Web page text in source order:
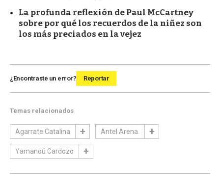
La profunda reflexión de Paul McCartney
sobre por qué los recuerdos de la niñez son
los más preciados en la vejez
¿Encontraste un error? Reportar
Temas relacionados
Agarrate Catalina Antel Arena.
Yamandú Cardozo